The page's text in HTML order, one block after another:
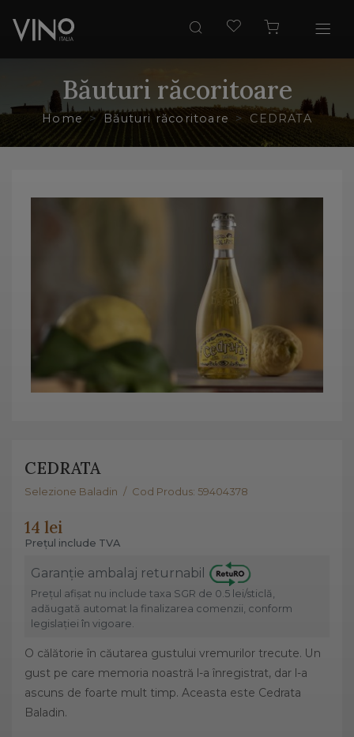
Băuturi răcoritoare
Home Băuturi răcoritoare CEDRATA
CEDRATA
Selezione Baladin / Cod Produs: 59404378
14 lei
Prețul include TVA
Garanție ambalaj returnabil
Prețul afișat nu include taxa SGR de 0.5 lei/sticlă,
adăugată automat la finalizarea comenzii, conform
legislației în vigoare.
O călătorie în căutarea gustului vremurilor trecute. Un
gust pe care memoria noastră l-a înregistrat, dar l-a
ascuns de foarte mult timp. Aceasta este Cedrata
Baladin.